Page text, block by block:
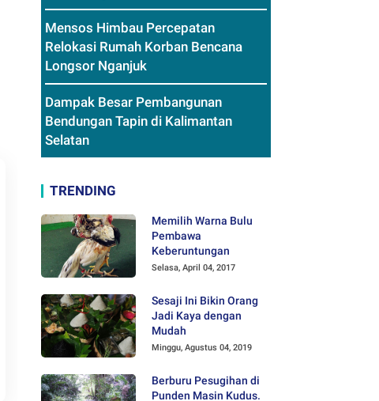
Mensos Himbau Percepatan
Relokasi Rumah Korban Bencana
Longsor Nganjuk
Dampak Besar Pembangunan
Bendungan Tapin di Kalimantan
Selatan
TRENDING
Memilih Warna Bulu
Pembawa
Keberuntungan
Selasa, April 04, 2017
Sesaji Ini Bikin Orang
Jadi Kaya dengan
Mudah
Minggu, Agustus 04, 2019
Berburu Pesugihan di
Punden Masin Kudus.